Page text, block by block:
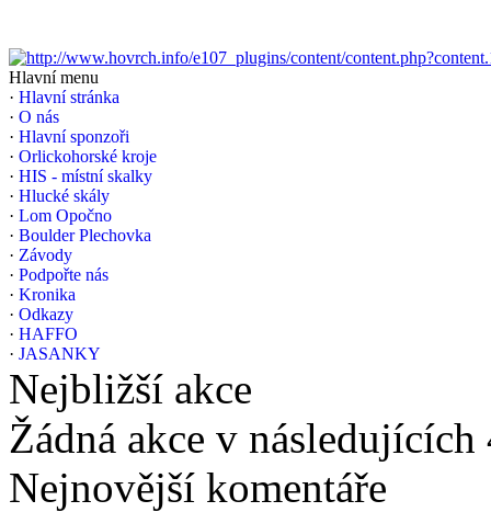
Hlavní menu
· Hlavní stránka
· O nás
· Hlavní sponzoři
· Orlickohorské kroje
· HIS - místní skalky
· Hlucké skály
· Lom Opočno
· Boulder Plechovka
· Závody
· Podpořte nás
· Kronika
· Odkazy
· HAFFO
· JASANKY
Nejbližší akce
Žádná akce v
Nejnovější komentáře